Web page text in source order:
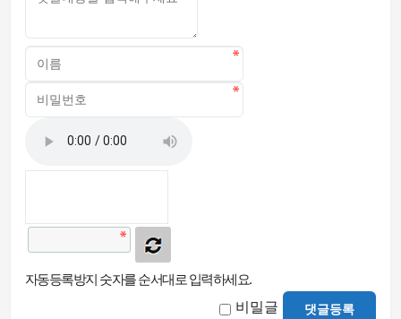
자동등록방지 숫자를 순서대로 입력하세요.
비밀글 댓글등록